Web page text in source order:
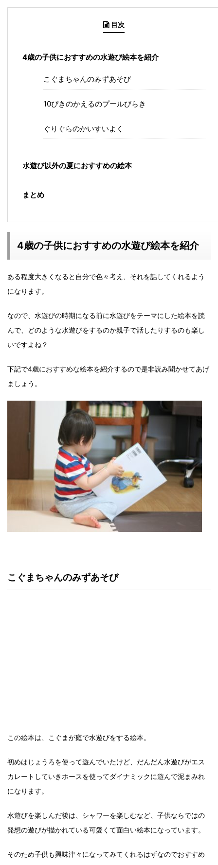
目次
4歳の子供におすすめの水遊び絵本を紹介
こぐまちゃんのみずあそび
10ぴきのかえるのプールびらき
ぐりぐらのかいすいよく
水遊び以外の夏におすすめの絵本
まとめ
4歳の子供におすすめの水遊び絵本を紹介
ある程度大きくなると自分で色々考え、それを話してくれるよう
になります。
なので、水遊びの時期になる前に水遊びをテーマにした絵本を読
んで、どのような水遊びをするのか親子で話したりするのも楽し
いですよね？
下記で4歳におすすめな絵本を紹介するので是非読み聞かせてあげ
ましょう。
こぐまちゃんのみずあそび
この絵本は、こぐまが庭で水遊びをする絵本。
初めはじょうろを使って遊んでいたけど、だんだん水遊びがエス
カレートしていきホースを使ってダイナミックに遊んで泥まみれ
になります。
水遊びを楽しんだ後は、シャワーを楽しむなど、子供ならではの
発想の遊びが描かれている可愛くて面白い絵本になっています。
そのため子供も興味津々になってみてくれるはずなのでおすすめ